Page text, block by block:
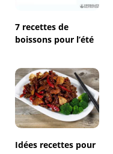
7 recettes de
boissons pour l’été
Idées recettes pour